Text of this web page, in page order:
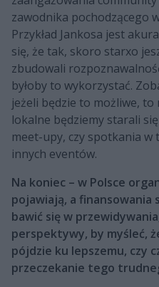
zawodnika pochodzącego
Przykład Jankosa jest
się, że tak, skoro starxo
zbudowali
byłoby to wykorzystać.
jeżeli będzie to możliwe, to
lokalne będziemy starali
meet-upy, czy spotkania w
innych eventów.
Na koniec – w Polsce
pojawiają, a finansowania
bawić się w
perspektywy, by myśleć,
pójdzie ku lepszemu, czy
przeczekanie tego